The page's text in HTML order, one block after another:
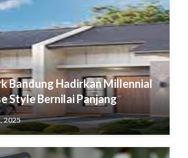
Bandung Hadirkan Millennial
Style Bernilai Panjang
2025